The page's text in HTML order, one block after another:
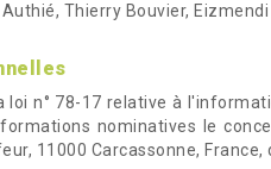
Thierry Bouvier,
loi n° 78-17 relative à
nominatives le
11000 Carcassonne,